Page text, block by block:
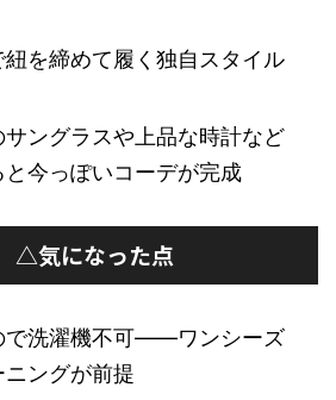
を締めて履く独自スタイル
ングラスや上品な時計など
今っぽいコーデが完成
△気になった点
で洗濯機不可——ワンシーズ
ングが前提